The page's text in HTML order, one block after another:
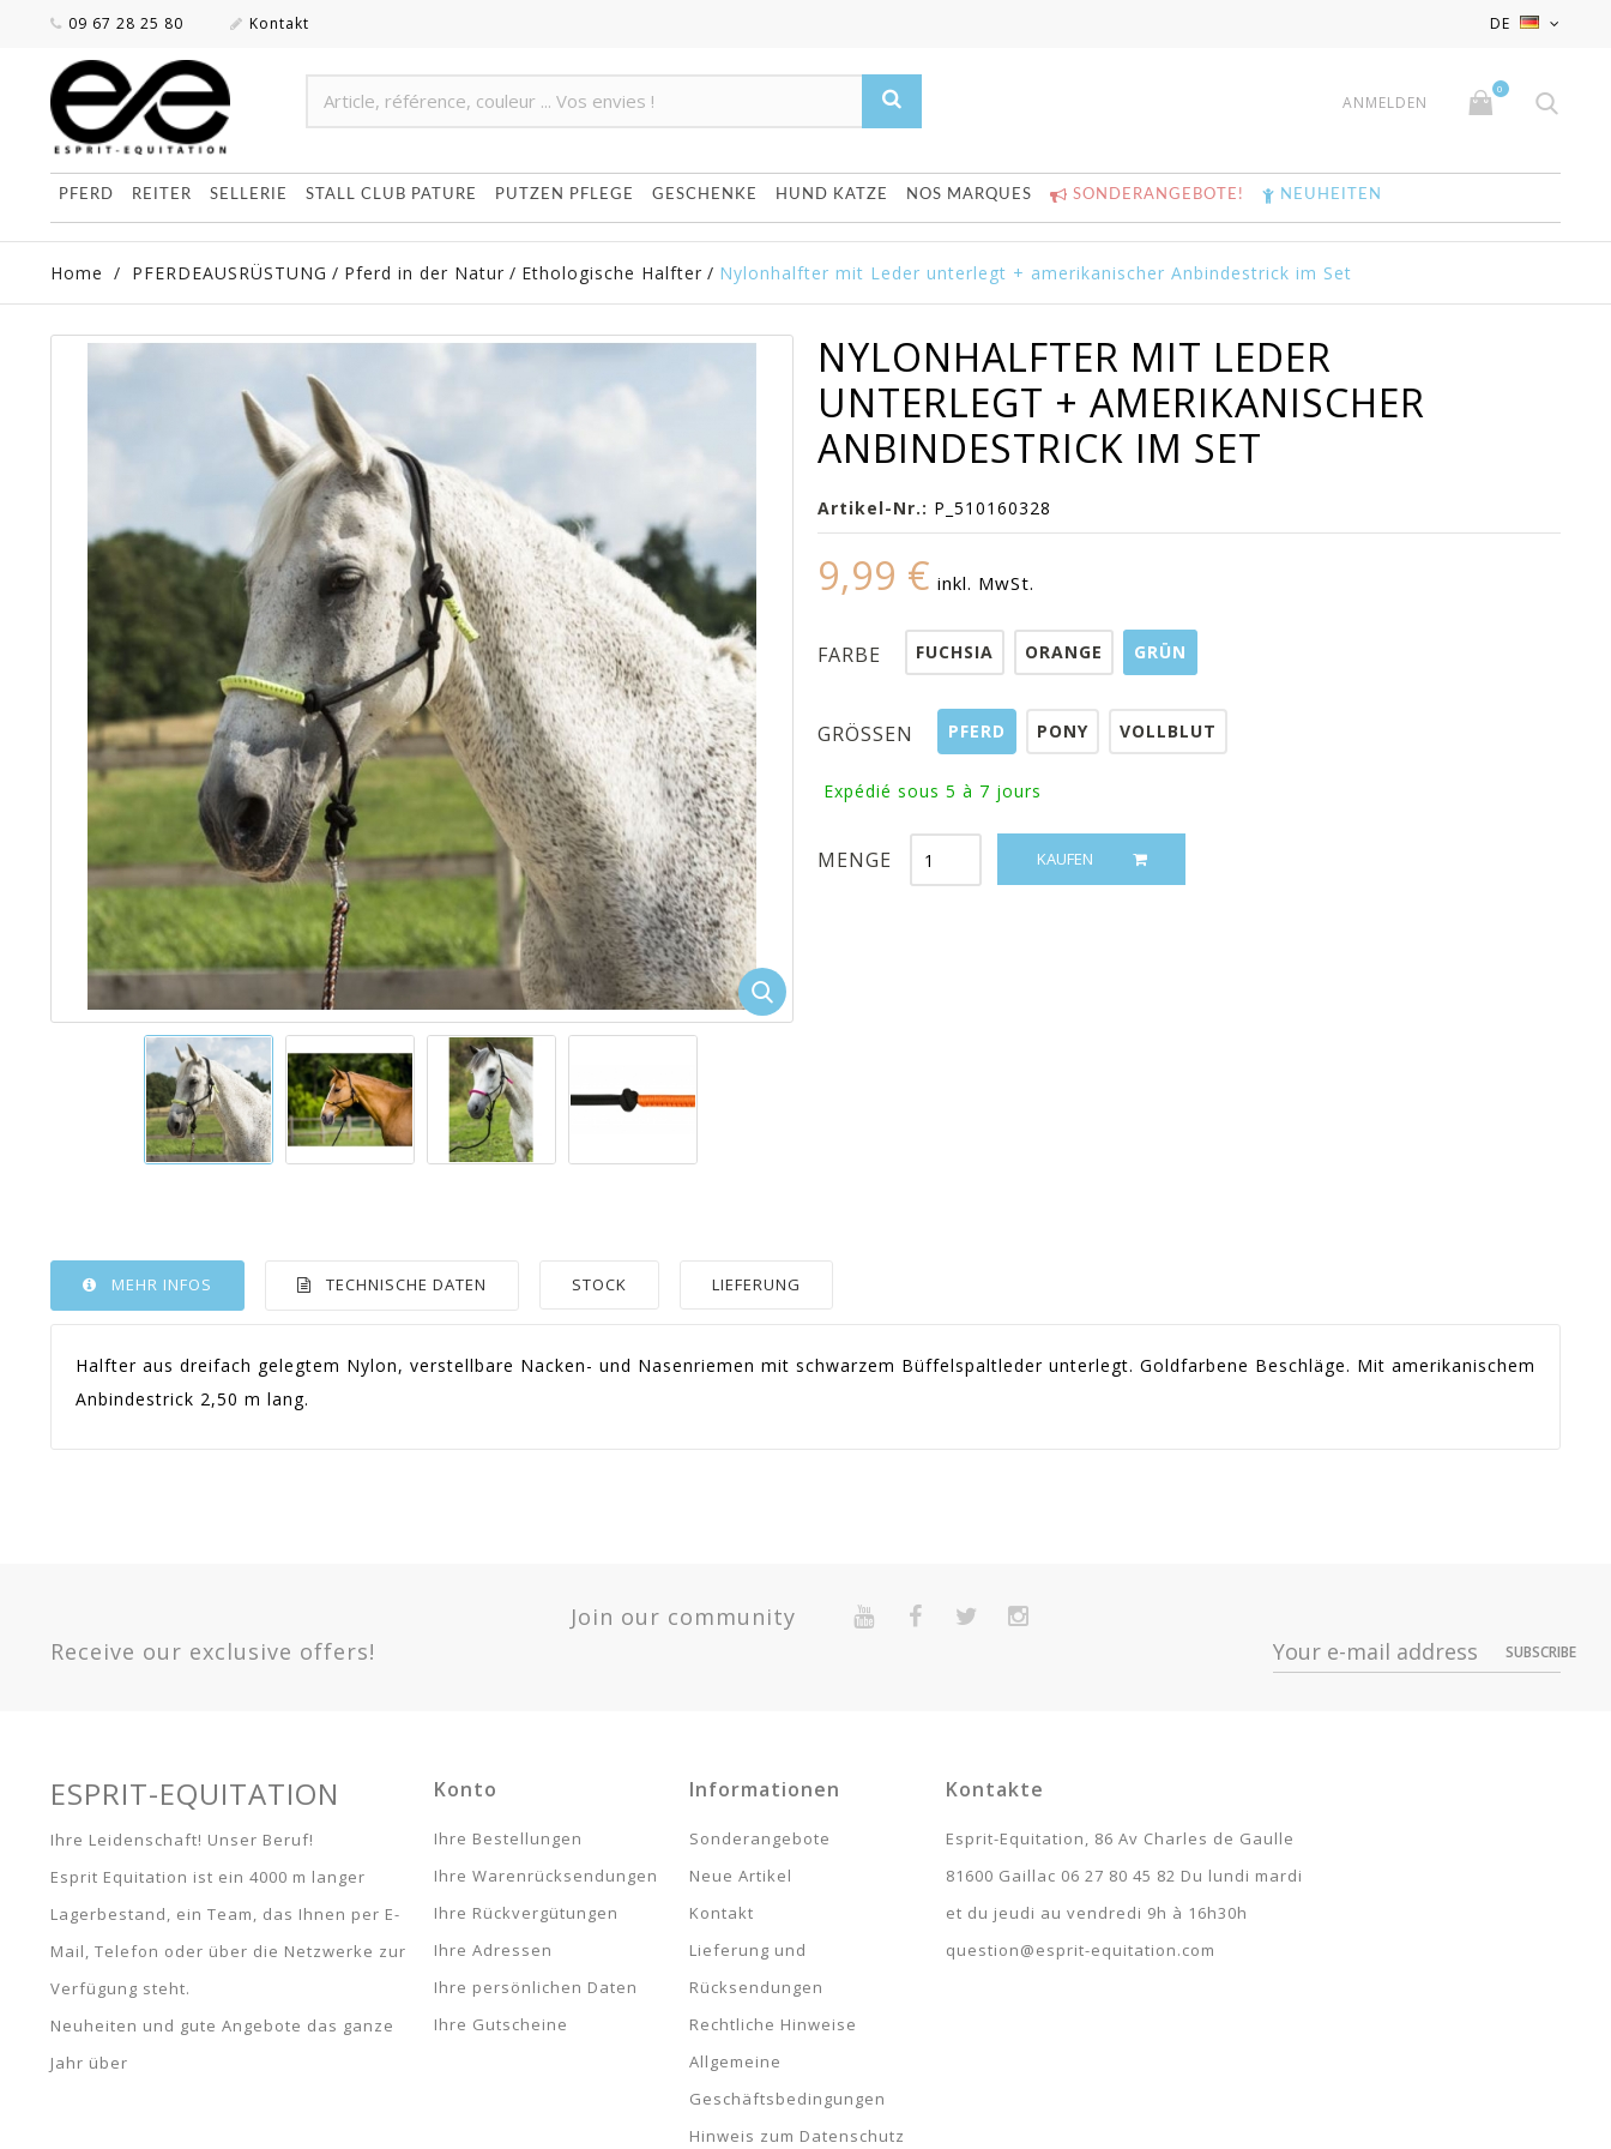
DE
09 67 28 25 80 Kontakt
ANMELDEN
0
PFERD REITER SELLERIE STALL CLUB PATURE PUTZEN PFLEGE GESCHENKE HUND KATZE NOS MARQUES SONDERANGEBOTE! NEUHEITEN
Home / PFERDEAUSRÜSTUNG / Pferd in der Natur / Ethologische Halfter / Nylonhalfter mit Leder unterlegt + amerikanischer Anbindestrick im Set
NYLONHALFTER MIT LEDER
UNTERLEGT + AMERIKANISCHER
ANBINDESTRICK IM SET
Artikel-Nr.: P_510160328
9,99 € inkl. MwSt.
FARBE FUCHSIA ORANGE GRÜN
GRÖSSEN PFERD PONY VOLLBLUT
Expédié sous 5 à 7 jours
MENGE KAUFEN
MEHR INFOS TECHNISCHE DATEN STOCK LIEFERUNG
Halfter aus dreifach gelegtem Nylon, verstellbare Nacken- und Nasenriemen mit schwarzem Büffelspaltleder unterlegt. Goldfarbene Beschläge. Mit amerikanischem
Anbindestrick 2,50 m lang.
Expédié 5-7 jours
Fuchsia - Pony -
510160222
Orange - Pony -
510160122
510160322
Expédié 5-7 jours
9,99 €
Grün - Vollblut -
9,99 €
Grün - Pony -
510160128
Grün - Pferd -
510160328
Expédié 5-7 jours
Join our community
Receive our exclusive offers!
SUBSCRIBE
ESPRIT-EQUITATION
Ihre Leidenschaft! Unser Beruf!
Esprit Equitation ist ein 4000 m langer
Lagerbestand, ein Team, das Ihnen per E-
Mail, Telefon oder über die Netzwerke zur
Verfügung steht.
Neuheiten und gute Angebote das ganze
Jahr über
Konto
Ihre Bestellungen
Ihre Warenrücksendungen
Ihre Rückvergütungen
Ihre Adressen
Ihre persönlichen Daten
Ihre Gutscheine
Informationen
Sonderangebote
Neue Artikel
Kontakt
Lieferung und
Rücksendungen
Rechtliche Hinweise
Allgemeine
Geschäftsbedingungen
Hinweis zum Datenschutz
Kontakte
Esprit-Equitation, 86 Av Charles de Gaulle
81600 Gaillac 06 27 80 45 82 Du lundi mardi
et du jeudi au vendredi 9h à 16h30h
question@esprit-equitation.com